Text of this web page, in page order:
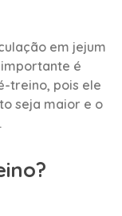
em jejum
importante é
treino, pois ele
seja maior e o